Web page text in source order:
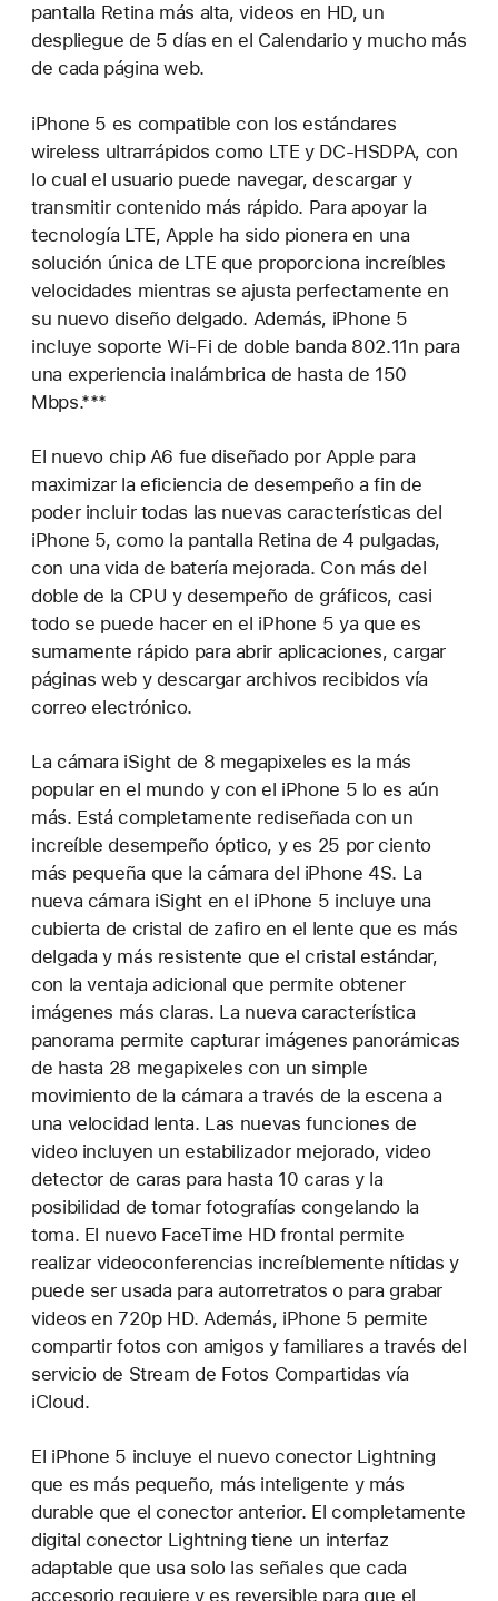
pantalla Retina más alta, videos en HD, un
despliegue de 5 días en el Calendario y mucho más
de cada página web.
iPhone 5 es compatible con los estándares
wireless ultrarrápidos como LTE y DC-HSDPA, con
lo cual el usuario puede navegar, descargar y
transmitir contenido más rápido. Para apoyar la
tecnología LTE, Apple ha sido pionera en una
solución única de LTE que proporciona increíbles
velocidades mientras se ajusta perfectamente en
su nuevo diseño delgado. Además, iPhone 5
incluye soporte Wi-Fi de doble banda 802.11n para
una experiencia inalámbrica de hasta de 150
Mbps.***
El nuevo chip A6 fue diseñado por Apple para
maximizar la eficiencia de desempeño a fin de
poder incluir todas las nuevas características del
iPhone 5, como la pantalla Retina de 4 pulgadas,
con una vida de batería mejorada. Con más del
doble de la CPU y desempeño de gráficos, casi
todo se puede hacer en el iPhone 5 ya que es
sumamente rápido para abrir aplicaciones, cargar
páginas web y descargar archivos recibidos vía
correo electrónico.
La cámara iSight de 8 megapixeles es la más
popular en el mundo y con el iPhone 5 lo es aún
más. Está completamente rediseñada con un
increíble desempeño óptico, y es 25 por ciento
más pequeña que la cámara del iPhone 4S. La
nueva cámara iSight en el iPhone 5 incluye una
cubierta de cristal de zafiro en el lente que es más
delgada y más resistente que el cristal estándar,
con la ventaja adicional que permite obtener
imágenes más claras. La nueva característica
panorama permite capturar imágenes panorámicas
de hasta 28 megapixeles con un simple
movimiento de la cámara a través de la escena a
una velocidad lenta. Las nuevas funciones de
video incluyen un estabilizador mejorado, video
detector de caras para hasta 10 caras y la
posibilidad de tomar fotografías congelando la
toma. El nuevo FaceTime HD frontal permite
realizar videoconferencias increíblemente nítidas y
puede ser usada para autorretratos o para grabar
videos en 720p HD. Además, iPhone 5 permite
compartir fotos con amigos y familiares a través del
servicio de Stream de Fotos Compartidas vía
iCloud.
El iPhone 5 incluye el nuevo conector Lightning
que es más pequeño, más inteligente y más
durable que el conector anterior. El completamente
digital conector Lightning tiene un interfaz
adaptable que usa solo las señales que cada
accesorio requiere y es reversible para que el